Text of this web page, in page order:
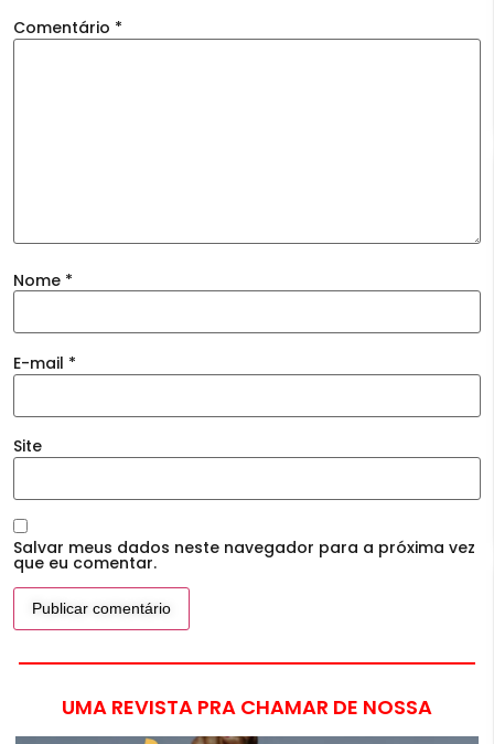
Comentário *
Nome *
E-mail *
Site
Salvar meus dados neste navegador para a próxima vez
que eu comentar.
UMA REVISTA PRA CHAMAR DE NOSSA